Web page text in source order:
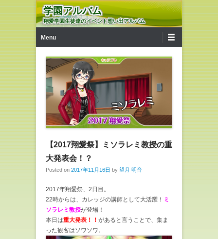
学園アルバム
翔愛学園生徒達のイベント想い出アルバム
Menu
【2017翔愛祭】ミソラレミ教授の重
大発表会！？
Posted on 2017年11月16日 by 望月 明音
2017年翔愛祭、2日目。
22時からは、カレッジの講師として大活躍！ ミ
ソラレミ教授が登場！
本日は重大発表！！ があると言うことで、集ま
った観客はソワソワ。